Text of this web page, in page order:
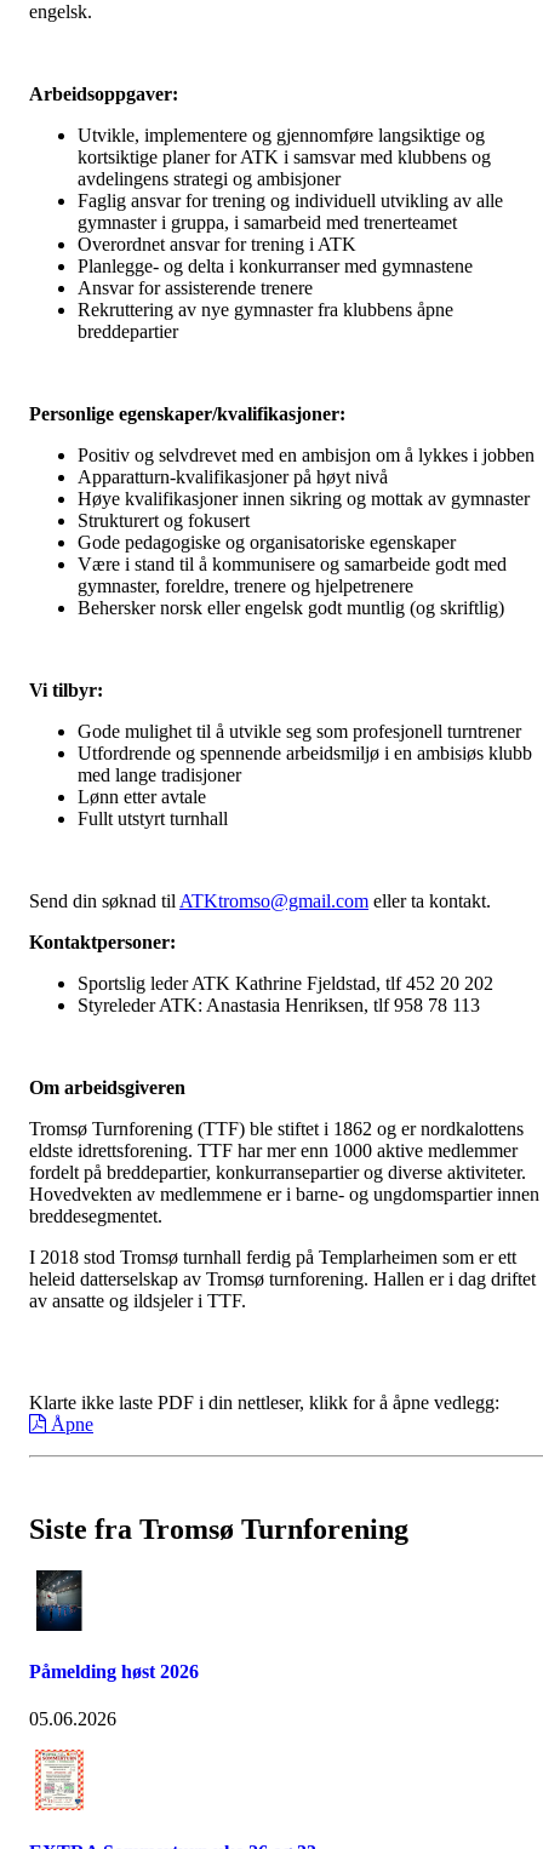
engelsk.
Arbeidsoppgaver:
Utvikle, implementere og gjennomføre langsiktige og
kortsiktige planer for ATK i samsvar med klubbens og
avdelingens strategi og ambisjoner
Faglig ansvar for trening og individuell utvikling av alle
gymnaster i gruppa, i samarbeid med trenerteamet
Overordnet ansvar for trening i ATK
Planlegge- og delta i konkurranser med gymnastene
Ansvar for assisterende trenere
Rekruttering av nye gymnaster fra klubbens åpne
breddepartier
Personlige egenskaper/kvalifikasjoner:
Positiv og selvdrevet med en ambisjon om å lykkes i jobben
Apparatturn-kvalifikasjoner på høyt nivå
Høye kvalifikasjoner innen sikring og mottak av gymnaster
Strukturert og fokusert
Gode pedagogiske og organisatoriske egenskaper
Være i stand til å kommunisere og samarbeide godt med
gymnaster, foreldre, trenere og hjelpetrenere
Behersker norsk eller engelsk godt muntlig (og skriftlig)
Vi tilbyr:
Gode mulighet til å utvikle seg som profesjonell turntrener
Utfordrende og spennende arbeidsmiljø i en ambisiøs klubb
med lange tradisjoner
Lønn etter avtale
Fullt utstyrt turnhall
Send din søknad til ATKtromso@gmail.com eller ta kontakt.
Kontaktpersoner:
Sportslig leder ATK Kathrine Fjeldstad, tlf 452 20 202
Styreleder ATK: Anastasia Henriksen, tlf 958 78 113
Om arbeidsgiveren
Tromsø Turnforening (TTF) ble stiftet i 1862 og er nordkalottens
eldste idrettsforening. TTF har mer enn 1000 aktive medlemmer
fordelt på breddepartier, konkurransepartier og diverse aktiviteter.
Hovedvekten av medlemmene er i barne- og ungdomspartier innen
breddesegmentet.
I 2018 stod Tromsø turnhall ferdig på Templarheimen som er ett
heleid datterselskap av Tromsø turnforening. Hallen er i dag driftet
av ansatte og ildsjeler i TTF.
Klarte ikke laste PDF i din nettleser, klikk for å åpne vedlegg:
Åpne
Siste fra Tromsø Turnforening
Påmelding høst 2026
05.06.2026